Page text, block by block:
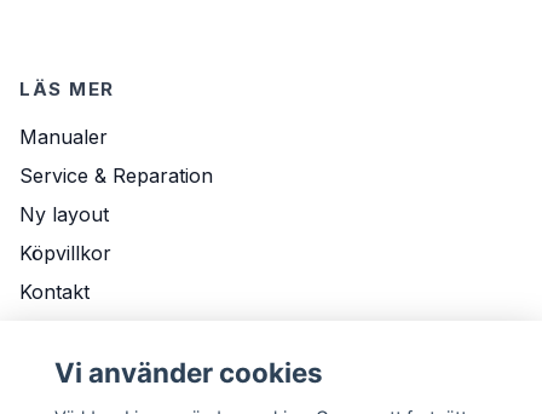
LÄS MER
Manualer
Service & Reparation
Ny layout
Köpvillkor
Kontakt
Leveransvillkor
Vi använder cookies